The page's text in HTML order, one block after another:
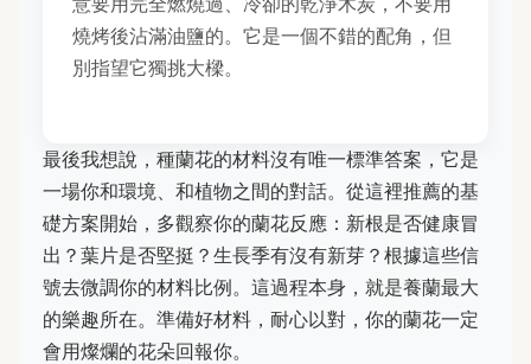
燒烤後沾滿油鹽的。它是一個不錯的配角，但
別指望它獨挑大樑。
最後我想說，種蘭花的材料沒有唯一標準答案，它是
一場你和環境、和植物之間的對話。從這裡推薦的基
礎方案開始，多觀察你的蘭花反應：新根是否健康冒
出？葉片是否堅挺？生長季有沒有新芽？根據這些信
號去微調你的材料比例。這過程本身，就是養蘭最大
的樂趣所在。準備好材料，耐心以對，你的蘭花一定
會用燦爛的花朵回報你。